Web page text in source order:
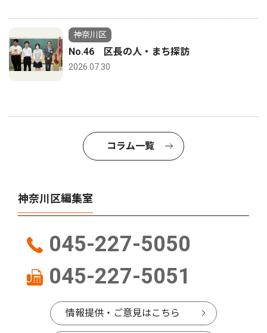
神奈川区
No.46 区長の人・まち探訪
2026.07.30
コラム一覧
神奈川区編集室
045-227-5050
045-227-5051
情報提供・ご意見はこちら